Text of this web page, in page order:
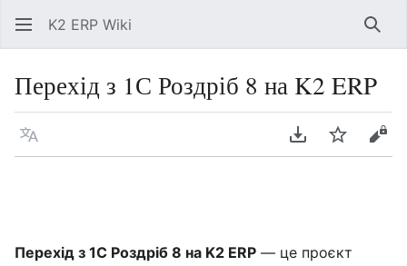
K2 ERP Wiki
Перехід з 1С Роздріб 8 на K2 ERP
Мова Завантажити
Перехід з 1С Роздріб 8 на K2 ERP — це проєкт